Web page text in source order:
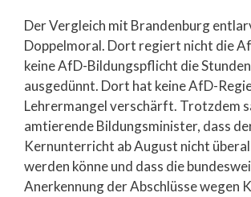
Der Vergleich mit Brandenburg
Doppelmoral. Dort regiert nicht die
keine AfD-Bildungspflicht die
ausgedünnt. Dort hat keine AfD-
Lehrermangel verschärft. Trotzdem
amtierende Bildungsminister, dass
Kernunterricht ab August nicht
werden könne und dass die
Anerkennung der Abschlüsse wegen